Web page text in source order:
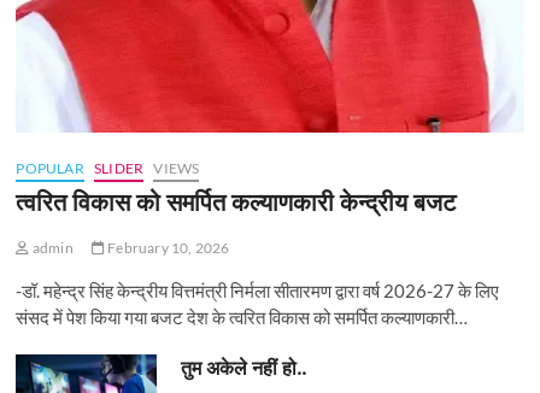
POPULAR SLIDER VIEWS
त्वरित विकास को समर्पित कल्याणकारी केन्‍द्रीय बजट
admin February 10, 2026
-डॉ. महेन्द्र सिंह केन्द्रीय वित्तमंत्री निर्मला सीतारमण द्वारा वर्ष 2026-27 के लिए
संसद में पेश किया गया बजट देश के त्वरित विकास को समर्पित कल्याणकारी…
तुम अकेले नहीं हो..